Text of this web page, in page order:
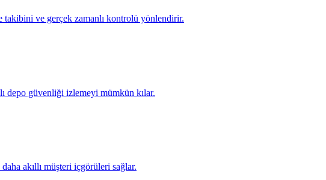
ve gerçek zamanlı kontrolü yönlendirir.
depo güvenliği izlemeyi mümkün kılar.
akıllı müşteri içgörüleri sağlar.